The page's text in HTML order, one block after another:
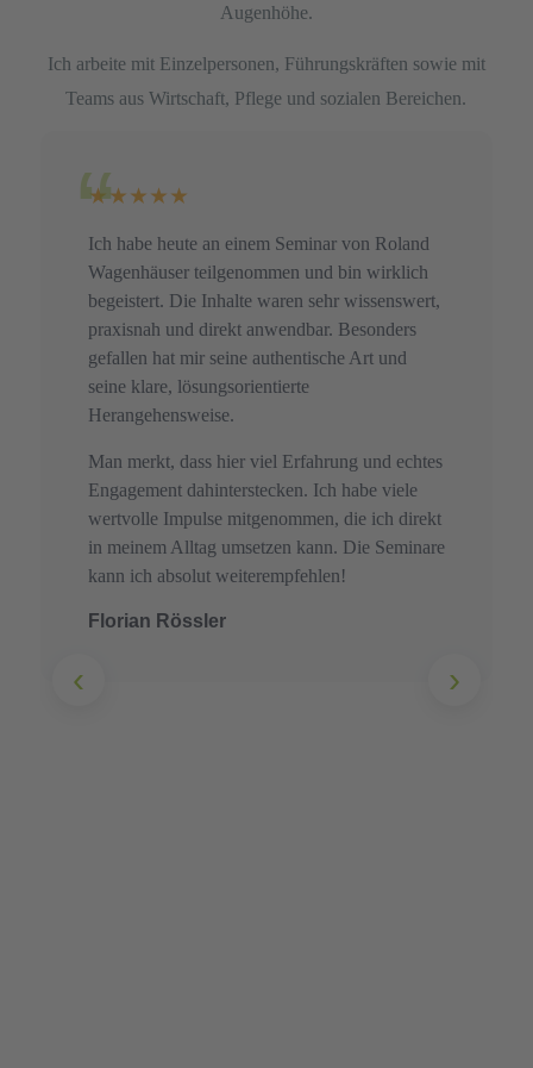
Augenhöhe.
Ich arbeite mit Einzelpersonen, Führungskräften sowie mit
Teams aus Wirtschaft, Pflege und sozialen Bereichen.
★★★★★
Ich habe heute an einem Seminar von Roland
Wagenhäuser teilgenommen und bin wirklich
begeistert. Die Inhalte waren sehr wissenswert,
praxisnah und direkt anwendbar. Besonders
gefallen hat mir seine authentische Art und
seine klare, lösungsorientierte
Herangehensweise.
Man merkt, dass hier viel Erfahrung und echtes
Engagement dahinterstecken. Ich habe viele
wertvolle Impulse mitgenommen, die ich direkt
in meinem Alltag umsetzen kann. Die Seminare
kann ich absolut weiterempfehlen!
Florian Rössler
‹ ›